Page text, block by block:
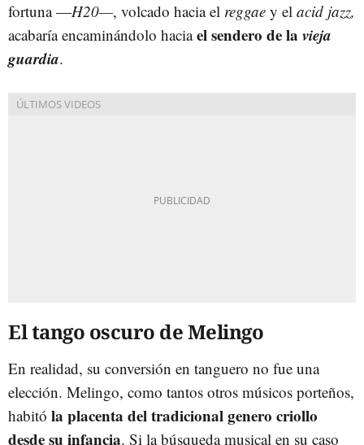
fortuna —H20—, volcado hacia el reggae y el acid jazz,
acabaría encaminándolo haciael sendero de la vieja
guardia.
El tango oscuro de Melingo
En realidad, su conversión en tanguero no fue una
elección. Melingo, como tantos otros músicos porteños,
habitó la placenta del tradicional genero criollo
desde su infancia. Si la búsqueda musical en su caso